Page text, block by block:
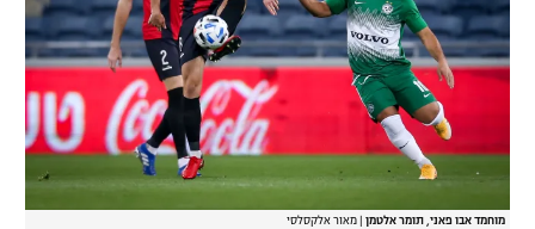
מוחמד אבו פאני, תומר אלטמן מאור אלקסלסי